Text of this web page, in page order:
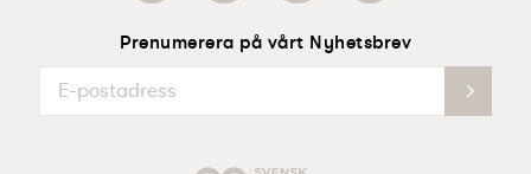
Prenumerera på vårt Nyhetsbrev